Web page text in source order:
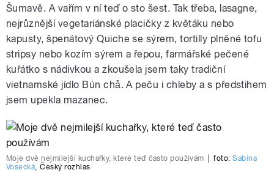
Šumavě. A vařím v ní teď o sto šest. Tak třeba, lasagne,
nejrůznější vegetariánské placičky z květáku nebo
kapusty, špenátový Quiche se sýrem, tortilly plněné tofu
stripsy nebo kozím sýrem a řepou, farmářské pečené
kuřátko s nádivkou a zkoušela jsem taky tradiční
vietnamské jídlo Bún chả. A peču i chleby a s předstihem
jsem upekla mazanec.
Moje dvě nejmilejší kuchařky, které teď často používám foto:Sabina
Vosecká,Český rozhlas